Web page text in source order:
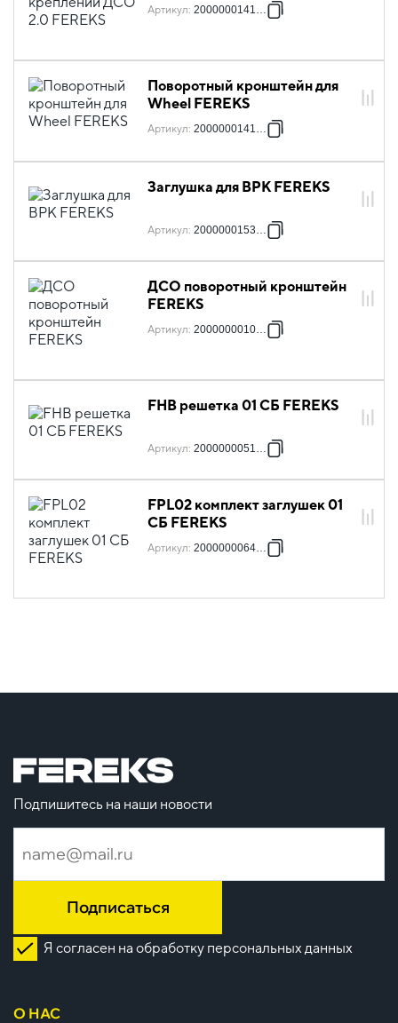
Артикул: 2000000141305
Поворотный кронштейн для
Wheel FEREKS
Артикул: 2000000141312
Заглушка для ВРК FEREKS
Артикул: 2000000153834
ДСО поворотный кронштейн
FEREKS
Артикул: 2000000010748
FHB решетка 01 СБ FEREKS
Артикул: 2000000051352
FPL02 комплект заглушек 01
СБ FEREKS
Артикул: 2000000064017
Подпишитесь на наши новости
Подписаться
Я согласен на обработку персональных данных
О НАС